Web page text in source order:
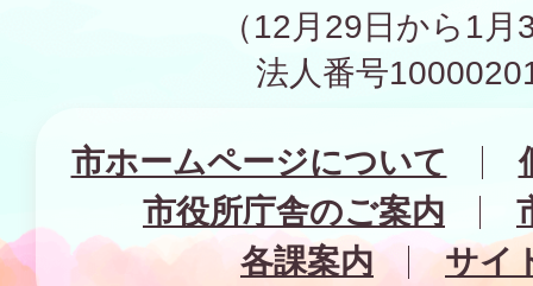
（12月29日から1
法人番号
市ホームページについて
市役所庁舎のご案内
各課案内
サイ